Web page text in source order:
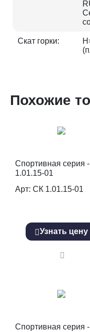
Скат горки:
Похожие
Спортивная серия
1.01.15-01
Арт: СК 1.01.15-01
Узнать цену
Спортивная серия